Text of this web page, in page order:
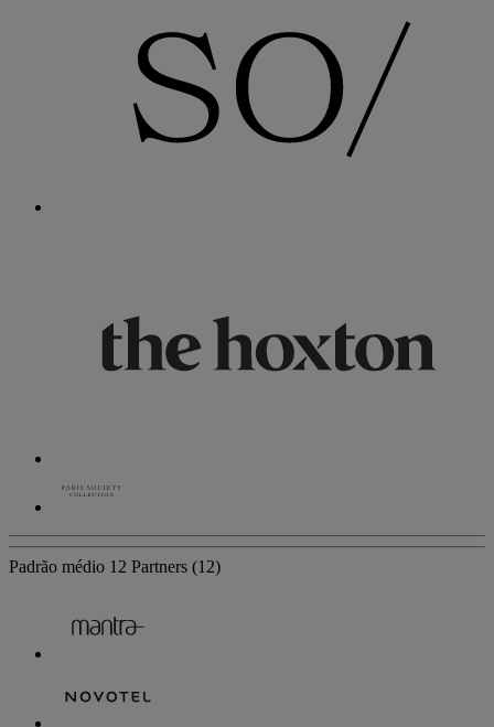
Padrão médio 12 Partners (12)